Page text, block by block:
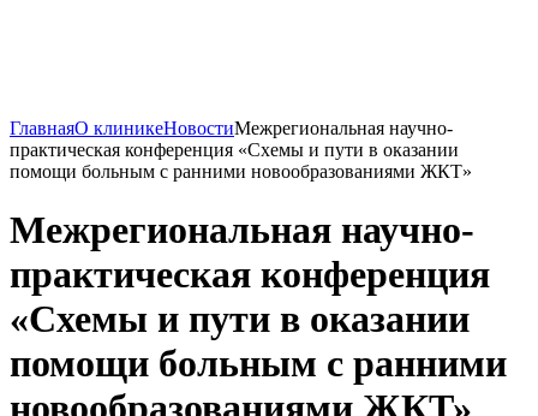
ГлавнаяО клиникеНовостиМежрегиональная научно-
практическая конференция «Схемы и пути в оказании
помощи больным с ранними новообразованиями ЖКТ»
Межрегиональная научно-
практическая конференция
«Схемы и пути в оказании
помощи больным с ранними